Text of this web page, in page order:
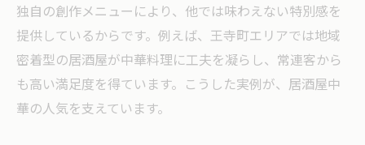
独自の創作メニューにより、他では味わえない特別感を
提供しているからです。例えば、王寺町エリアでは地域
密着型の居酒屋が中華料理に工夫を凝らし、常連客から
も高い満足度を得ています。こうした実例が、居酒屋中
華の人気を支えています。